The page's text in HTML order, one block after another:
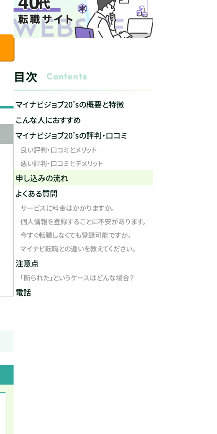
目次 Contents
マイナビジョブ20’sの概要と特徴
こんな人におすすめ
マイナビジョブ20’sの評判・口コミ
良い評判・口コミとメリット
悪い評判・口コミとデメリット
申し込みの流れ
よくある質問
サービスに料金はかかりますか。
個人情報を登録することに不安があります。
今すぐ転職しなくても登録可能ですか。
マイナビ転職との違いを教えてください。
注意点
「断られた」というケースはどんな場合？
電話